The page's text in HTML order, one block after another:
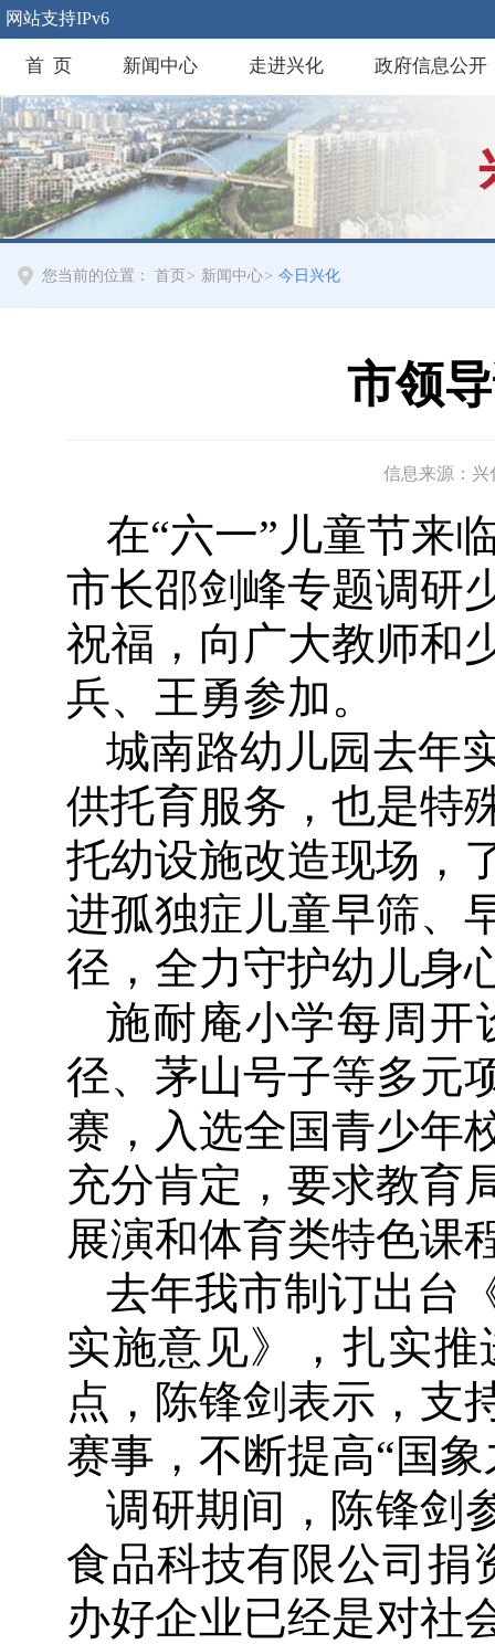
网站支持IPv6
首 页 新闻中心 走进兴化 政府信息公开
您当前的位置： 首页 > 新闻中心> 今日兴化
市领
信息来源：兴
在“六一”儿童节来
市长邵剑峰专题调研
祝福，向广大教师和
兵、王勇参加。
城南路幼儿园去年
供托育服务，也是特
托幼设施改造现场，
进孤独症儿童早筛、
径，全力守护幼儿身
施耐庵小学每周开
径、茅山号子等多元
赛，入选全国青少年
充分肯定，要求教育
展演和体育类特色课
去年我市制订出台
实施意见》，扎实
点，陈锋剑表示，支
赛事，不断提高“国
调研期间，陈锋剑
食品科技有限公司捐
办好企业已经是对社